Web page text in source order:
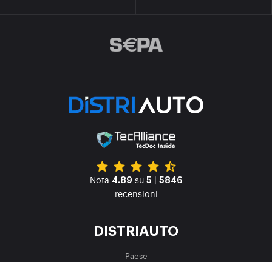
Nota 4.89 su 5 | 5846
recensioni
DISTRIAUTO
Paese